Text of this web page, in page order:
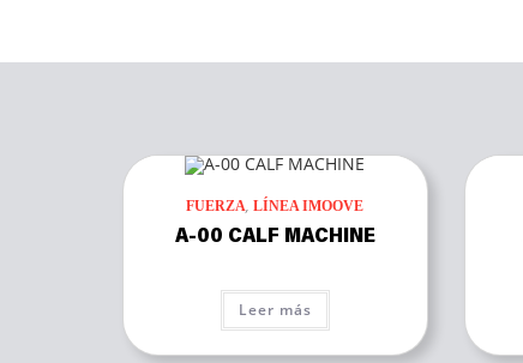
FUERZA,LÍNEA IMOOVE
A-00 CALF MACHINE
Leer más